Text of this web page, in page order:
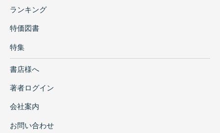
ランキング
特価図書
特集
書店様へ
著者ログイン
会社案内
お問い合わせ